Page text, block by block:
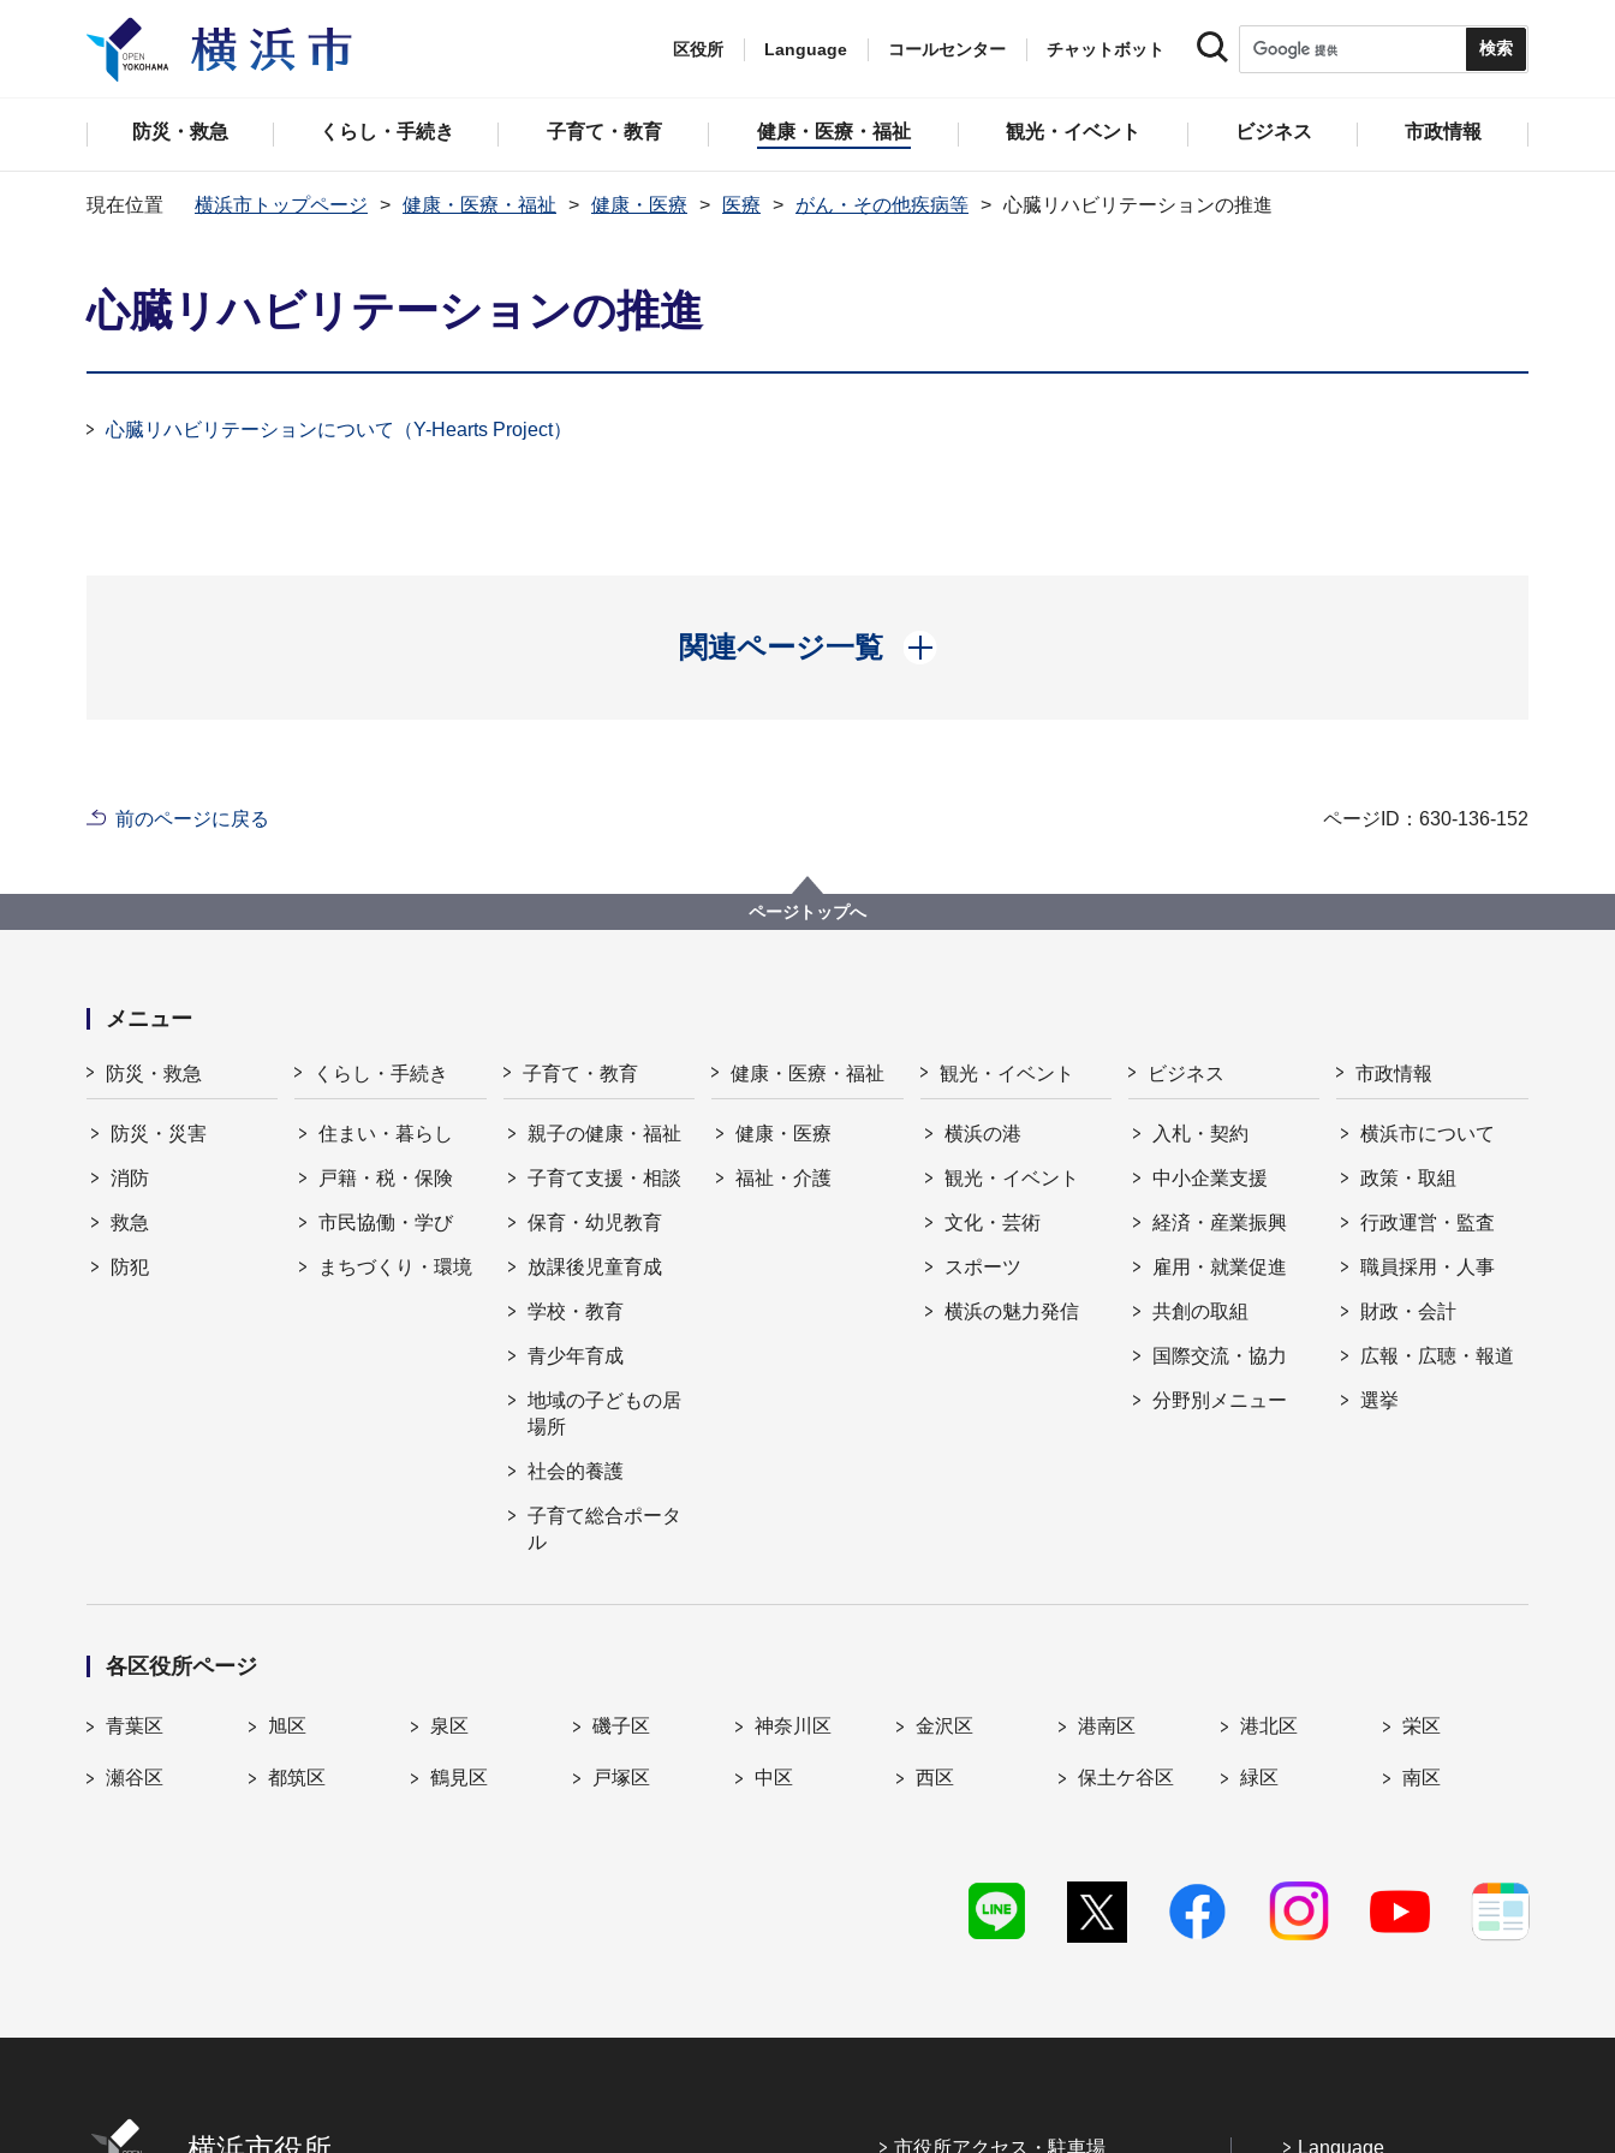
区役所 Language コールセンター チャットボット
防災・救急 くらし・手続き 子育て・教育 健康・医療・福祉 観光・イベント ビジネス 市政情報
現在位置 横浜市トップページ 健康・医療・福祉 健康・医療 医療 がん・その他疾病等 心臓リハビリテーションの推進
心臓リハビリテーションの推進
心臓リハビリテーションについて（Y-Hearts Project）
関連ページ一覧
開く
前のページに戻る ページID：630-136-152
ページトップへ
メニュー
防災・救急
防災・災害
消防
救急
防犯
くらし・手続き
住まい・暮らし
戸籍・税・保険
市民協働・学び
まちづくり・環境
子育て・教育
親子の健康・福祉
子育て支援・相談
保育・幼児教育
放課後児童育成
学校・教育
青少年育成
地域の子どもの居
場所
社会的養護
子育て総合ポータ
ル
健康・医療・福祉
健康・医療
福祉・介護
観光・イベント
横浜の港
観光・イベント
文化・芸術
スポーツ
横浜の魅力発信
ビジネス
入札・契約
中小企業支援
経済・産業振興
雇用・就業促進
共創の取組
国際交流・協力
分野別メニュー
市政情報
横浜市について
政策・取組
行政運営・監査
職員採用・人事
財政・会計
広報・広聴・報道
選挙
各区役所ページ
青葉区 旭区 泉区 磯子区 神奈川区 金沢区 港南区 港北区 栄区
瀬谷区 都筑区 鶴見区 戸塚区 中区 西区 保土ケ谷区 緑区 南区
市役所アクセス・駐車場 Language